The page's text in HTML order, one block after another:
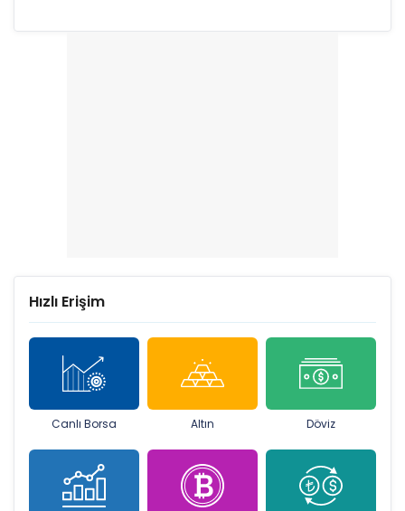
Hızlı Erişim
Canlı Borsa Altın Döviz